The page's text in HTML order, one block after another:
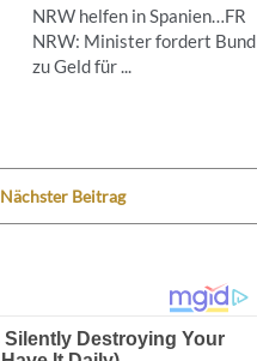
NRW helfen in Spanien…FR
NRW: Minister fordert Bund
zu Geld für ...
Nächster Beitrag